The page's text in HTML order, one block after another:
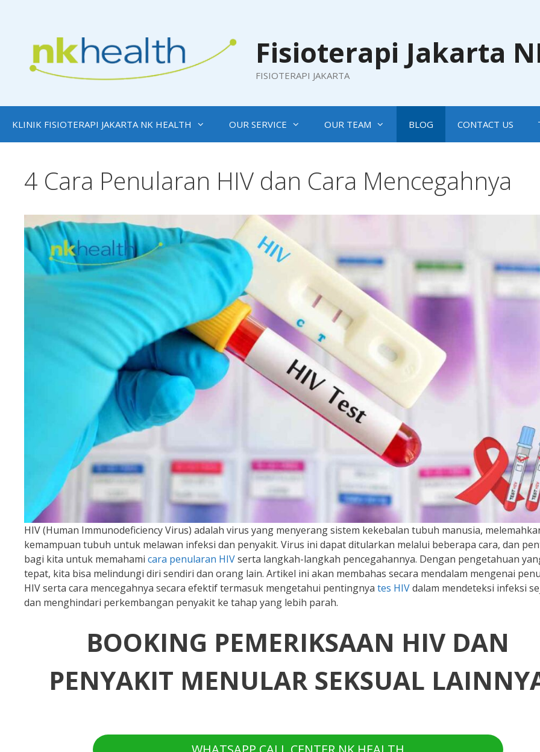
Fisioterapi Jakarta
FISIOTERAPI JAKARTA
KLINIK FISIOTERAPI JAKARTA NK HEALTH OUR SERVICE OUR TEAM BLOG CONTACT US
4 Cara Penularan HIV dan Cara Mencegahnya
HIV (Human Immunodeficiency Virus) adalah virus yang menyerang sistem kekebalan tubuh manusia,
kemampuan tubuh untuk melawan infeksi dan penyakit. Virus ini dapat ditularkan melalui beberapa cara, dan
bagi kita untuk memahami cara penularan HIVserta langkah-langkah pencegahannya. Dengan pengetahuan
tepat, kita bisa melindungi diri sendiri dan orang lain. Artikel ini akan membahas secara mendalam mengenai
HIV serta cara mencegahnya secara efektif termasuk mengetahui pentingnya tes HIVdalam mendeteksi infeksi
dan menghindari perkembangan penyakit ke tahap yang lebih parah.
BOOKING PEMERIKSAAN HIV DAN
PENYAKIT MENULAR SEKSUAL